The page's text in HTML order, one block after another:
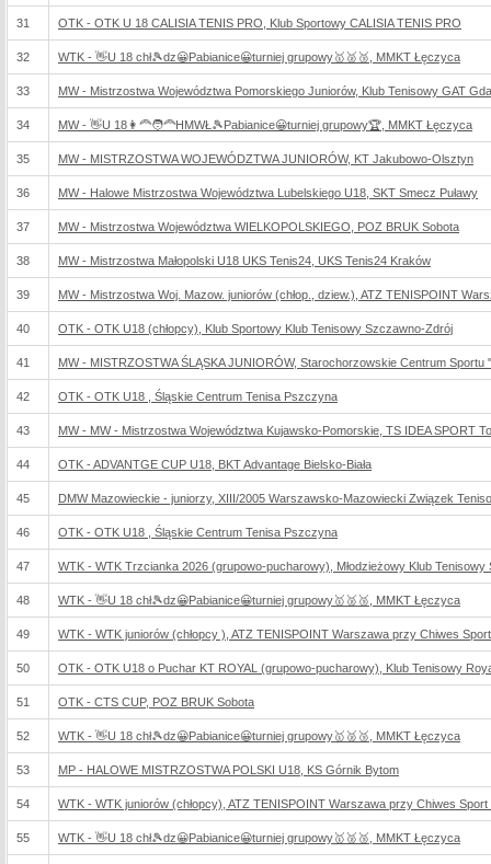
31 OTK - OTK U 18 CALISIA TENIS PRO, Klub Sportowy CALISIA TENIS PRO
32 WTK - 👋U 18 chł🎾dz😀Pabianice😀turniej grupowy🥇🥈🥉, MMKT Łęczyca
33 MW - Mistrzostwa Województwa Pomorskiego Juniorów, Klub Tenisowy GAT
34 MW - 👋U 18👩‍🦰🧑‍🦰HMWŁ🎾Pabianice😀turniej grupowy🏆, MMKT Łęczyca
35 MW - MISTRZOSTWA WOJEWÓDZTWA JUNIORÓW, KT Jakubowo-Olsztyn
36 MW - Halowe Mistrzostwa Województwa Lubelskiego U18, SKT Smecz Puławy
37 MW - Mistrzostwa Województwa WIELKOPOLSKIEGO, POZ BRUK Sobota
38 MW - Mistrzostwa Małopolski U18 UKS Tenis24, UKS Tenis24 Kraków
39 MW - Mistrzostwa Woj. Mazow. juniorów (chłop., dziew.), ATZ TENISPOINT
40 OTK - OTK U18 (chłopcy), Klub Sportowy Klub Tenisowy Szczawno-Zdrój
41 MW - MISTRZOSTWA ŚLĄSKA JUNIORÓW, Starochorzowskie Centrum Sportu
42 OTK - OTK U18 , Śląskie Centrum Tenisa Pszczyna
43 MW - MW - Mistrzostwa Województwa Kujawsko-Pomorskie, TS IDEA SPORT
44 OTK - ADVANTGE CUP U18, BKT Advantage Bielsko-Biała
45 DMW Mazowieckie - juniorzy, XIII/2005 Warszawsko-Mazowiecki Związek
46 OTK - OTK U18 , Śląskie Centrum Tenisa Pszczyna
47 WTK - WTK Trzcianka 2026 (grupowo-pucharowy), Młodzieżowy Klub Tenisowy
48 WTK - 👋U 18 chł🎾dz😀Pabianice😀turniej grupowy🥇🥈🥉, MMKT Łęczyca
49 WTK - WTK juniorów (chłopcy ), ATZ TENISPOINT Warszawa przy Chiwes
50 OTK - OTK U18 o Puchar KT ROYAL (grupowo-pucharowy), Klub Tenisowy
51 OTK - CTS CUP, POZ BRUK Sobota
52 WTK - 👋U 18 chł🎾dz😀Pabianice😀turniej grupowy🥇🥈🥉, MMKT Łęczyca
53 MP - HALOWE MISTRZOSTWA POLSKI U18, KS Górnik Bytom
54 WTK - WTK juniorów (chłopcy), ATZ TENISPOINT Warszawa przy Chiwes Sport
55 WTK - 👋U 18 chł🎾dz😀Pabianice😀turniej grupowy🥇🥈🥉, MMKT Łęczyca